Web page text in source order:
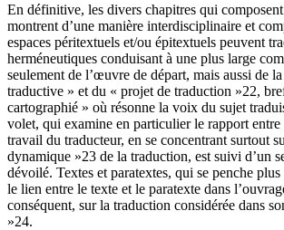
En définitive, les divers chapitres qui
montrent d’une manière interdisciplinaire et
espaces péritextuels et/ou épitextuels peuvent
herméneutiques conduisant à une plus large
seulement de l’œuvre de départ, mais aussi de
traductive » et du « projet de traduction »22,
cartographié » où résonne la voix du sujet
volet, qui examine en particulier le rapport entre
travail du traducteur, en se concentrant surtout
dynamique »23 de la traduction, est suivi d’un
dévoilé. Textes et paratextes, qui se penche
le lien entre le texte et le paratexte dans
conséquent, sur la traduction considérée dans
»24.